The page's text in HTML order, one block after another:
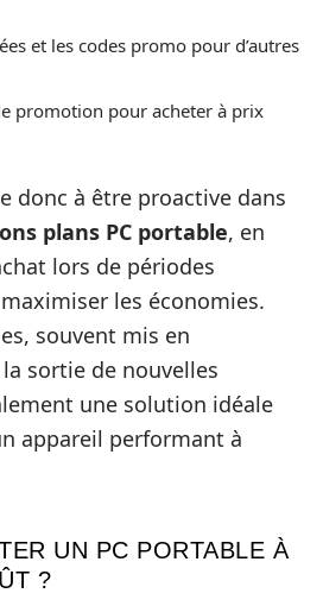
et les codes promo pour d’autres
promotion pour acheter à prix
donc à être proactive dans
plans PC portable, en
lors de périodes
les économies.
souvent mis en
sortie de nouvelles
une solution idéale
appareil performant à
UN PC PORTABLE À
?